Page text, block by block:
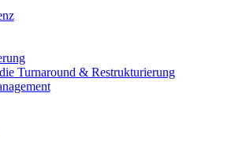
Turnaround & Restrukturierung